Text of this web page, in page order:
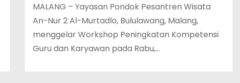
MALANG – Yayasan Pondok Pesantren Wisata
An-Nur 2 Al-Murtadlo, Bululawang, Malang,
menggelar Workshop Peningkatan Kompetensi
Guru dan Karyawan pada Rabu,…